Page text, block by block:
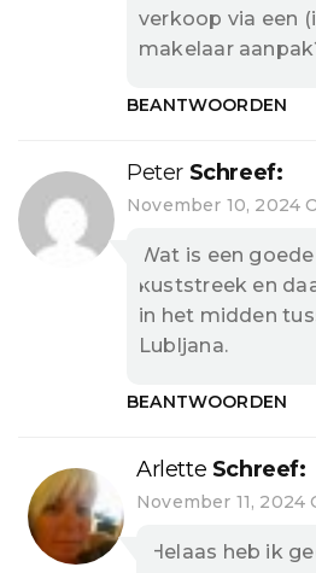
verkoop via een
makelaar
BEANTWOORDEN
Peter Schreef:
November 10, 2024
Wat is een
kuststreek en
in het midden
Lubljana.
BEANTWOORDEN
Arlette Schreef:
November 11, 2024
Helaas heb ik